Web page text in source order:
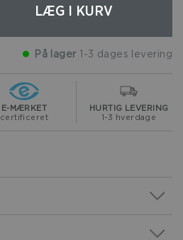
LÆG I KURV
På lager 1-3 dages levering
E-MÆRKET
certificeret
HURTIG LEVERING
1-3 hverdage